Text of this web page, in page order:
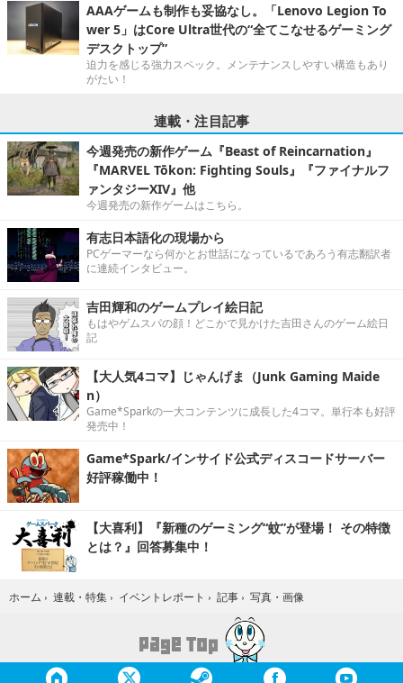
AAAゲームも制作も妥協なし。「Lenovo Legion To
wer 5」はCore Ultra世代の“全てこなせるゲーミング
デスクトップ”
迫力を感じる強力スペック。メンテナンスしやすい構造もあり
がたい！
連載・注目記事
今週発売の新作ゲーム『Beast of Reincarnation』
『MARVEL Tōkon: Fighting Souls』『ファイナルフ
ァンタジーXIV』他
今週発売の新作ゲームはこちら。
有志日本語化の現場から
PCゲーマーなら何かとお世話になっているであろう有志翻訳者
に連続インタビュー。
吉田輝和のゲームプレイ絵日記
もはやゲムスパの顔！どこかで見かけた吉田さんのゲーム絵日
記
【大人気4コマ】じゃんげま（Junk Gaming Maide
n）
Game*Sparkの一大コンテンツに成長した4コマ。単行本も好評
発売中！
Game*Spark/インサイド公式ディスコードサーバー
好評稼働中！
【大喜利】『新種のゲーミング“蚊”が登場！ その特徴
とは？』回答募集中！
ホーム › 連載・特集 › イベントレポート › 記事 › 写真・画像